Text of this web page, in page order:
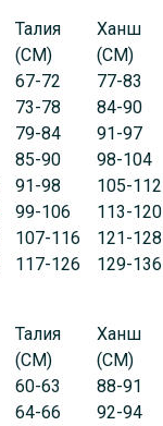
Талия
(CM)
Ханш
(CM)
67-72
77-83
73-78
84-90
79-84
91-97
85-90
98-104
91-98
105-112
99-106
113-120
107-116
121-128
117-126
129-136
Талия
(CM)
Ханш
(CM)
60-63
88-91
64-66 92-94